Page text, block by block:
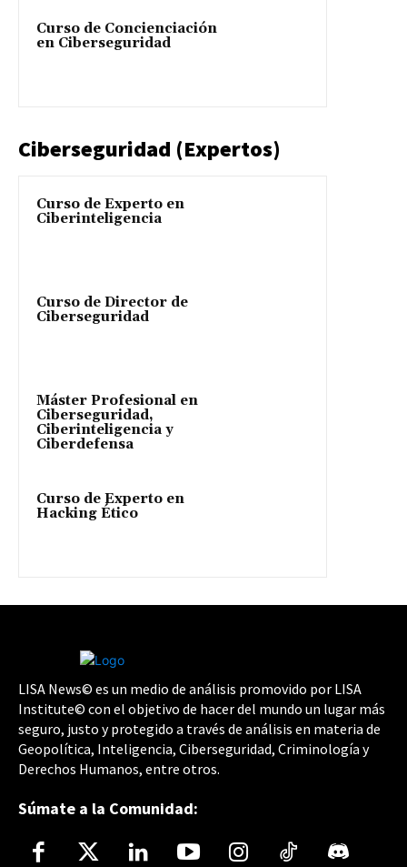
Curso de Concienciación
en Ciberseguridad
Ciberseguridad (Expertos)
Curso de Experto en
Ciberinteligencia
Curso de Director de
Ciberseguridad
Máster Profesional en
Ciberseguridad,
Ciberinteligencia y
Ciberdefensa
Curso de Experto en
Hacking Ético
LISA News© es un medio de análisis promovido por LISA
Institute© con el objetivo de hacer del mundo un lugar más
seguro, justo y protegido a través de análisis en materia de
Geopolítica, Inteligencia, Ciberseguridad, Criminología y
Derechos Humanos, entre otros.
Súmate a la Comunidad: